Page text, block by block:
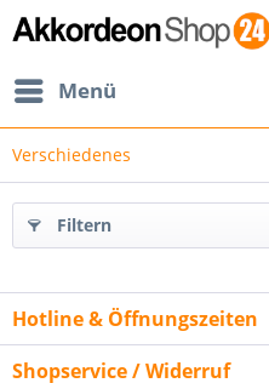
Menü
Verschiedenes
Filtern
Hotline & Öffnungszeiten
Shopservice / Widerruf